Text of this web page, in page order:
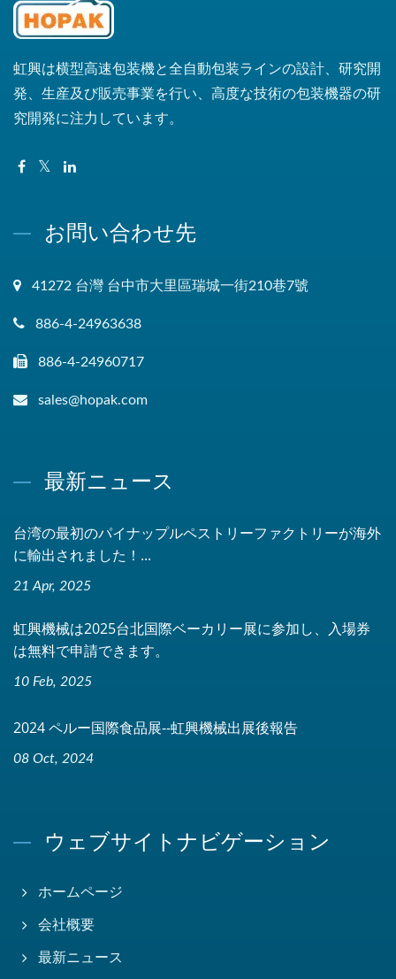
虹興は横型高速包装機と全自動包装ラインの設計、研究開
発、生産及び販売事業を行い、高度な技術の包装機器の研
究開発に注力しています。
お問い合わせ先
41272 台灣 台中市大里區瑞城一街210巷7號
886-4-24963638
886-4-24960717
sales@hopak.com
最新ニュース
台湾の最初のパイナップルペストリーファクトリーが海外
に輸出されました！...
21 Apr, 2025
虹興機械は2025台北国際ベーカリー展に参加し、入場券
は無料で申請できます。
10 Feb, 2025
2024 ペルー国際食品展--虹興機械出展後報告
08 Oct, 2024
ウェブサイトナビゲーション
ホームページ
会社概要
最新ニュース